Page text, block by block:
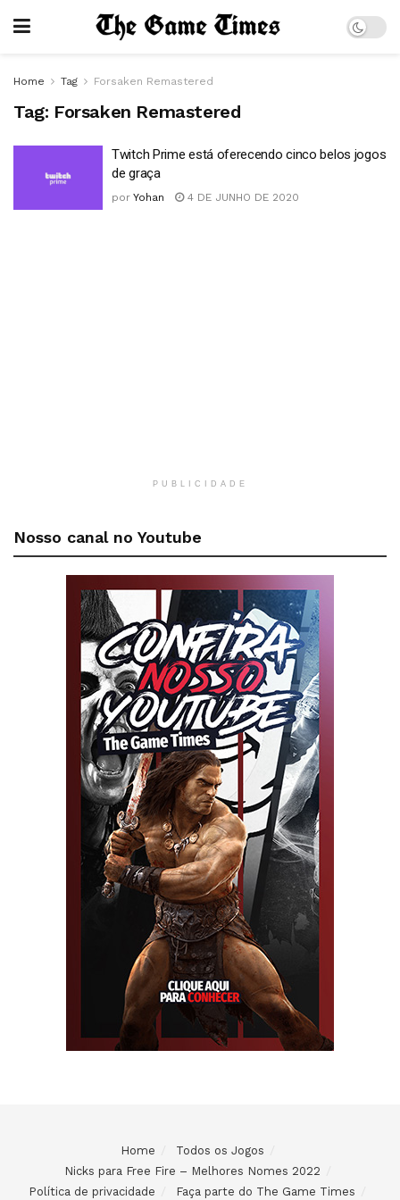
Home Tag Forsaken Remastered
Tag: Forsaken Remastered
Twitch Prime está oferecendo cinco belos jogos
de graça
por Yohan 4 DE JUNHO DE 2020
PUBLICIDADE
Nosso canal no Youtube
Home
Todos os Jogos
Nicks para Free Fire – Melhores Nomes 2022
Política de privacidade
Faça parte do The Game Times